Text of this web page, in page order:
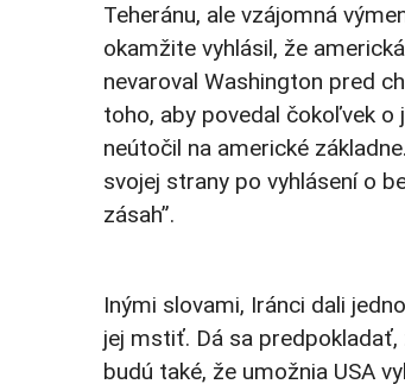
Teheránu, ale vzájomná
okamžite vyhlásil, že
nevaroval Washington pred
toho, aby povedal čokoľvek o
neútočil na americké
svojej strany po vyhlásení o
zásah”.
Inými slovami, Iránci dali
jej mstiť. Dá sa
budú také, že umožnia USA